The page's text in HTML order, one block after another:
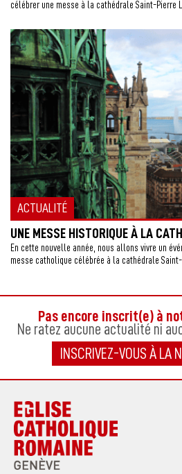
célébrer une messe à la cathédrale Saint-Pierre
ACTUALITÉ
UNE MESSE HISTORIQUE À LA
En cette nouvelle année, nous allons vivre un
messe catholique célébrée à la cathédrale Saint-
Pas encore inscrit(e) à
Ne ratez aucune actualité ni
INSCRIVEZ-VOUS À LA